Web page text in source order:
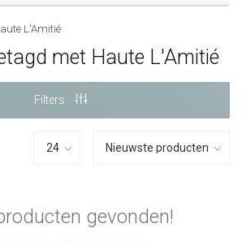
L'Amitié
met Haute L'Amitié
Filters
gevonden!